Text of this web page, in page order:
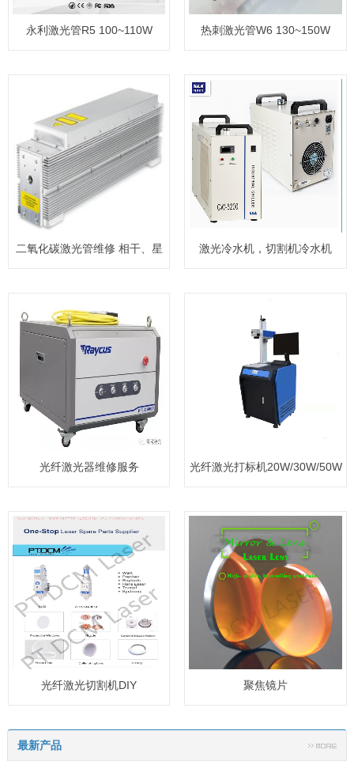
永利激光管R5 100~110W 热刺激光管W6 130~150W
二氧化碳激光管维修 相干、星
激光冷水机，切割机冷水机
光纤激光器维修服务
光纤激光打标机20W/30W/50W
光纤激光切割机DIY 聚焦镜片
最新产品